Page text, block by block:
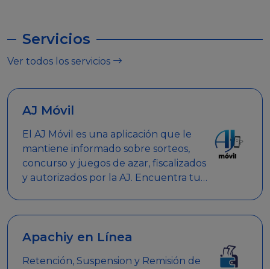
Servicios
Ver todos los servicios
AJ Móvil
El AJ Móvil es una aplicación que le
mantiene informado sobre sorteos,
concurso y juegos de azar, fiscalizados
y autorizados por la AJ. Encuentra tus
clave.
Apachiy en Línea
Retención, Suspension y Remisión de